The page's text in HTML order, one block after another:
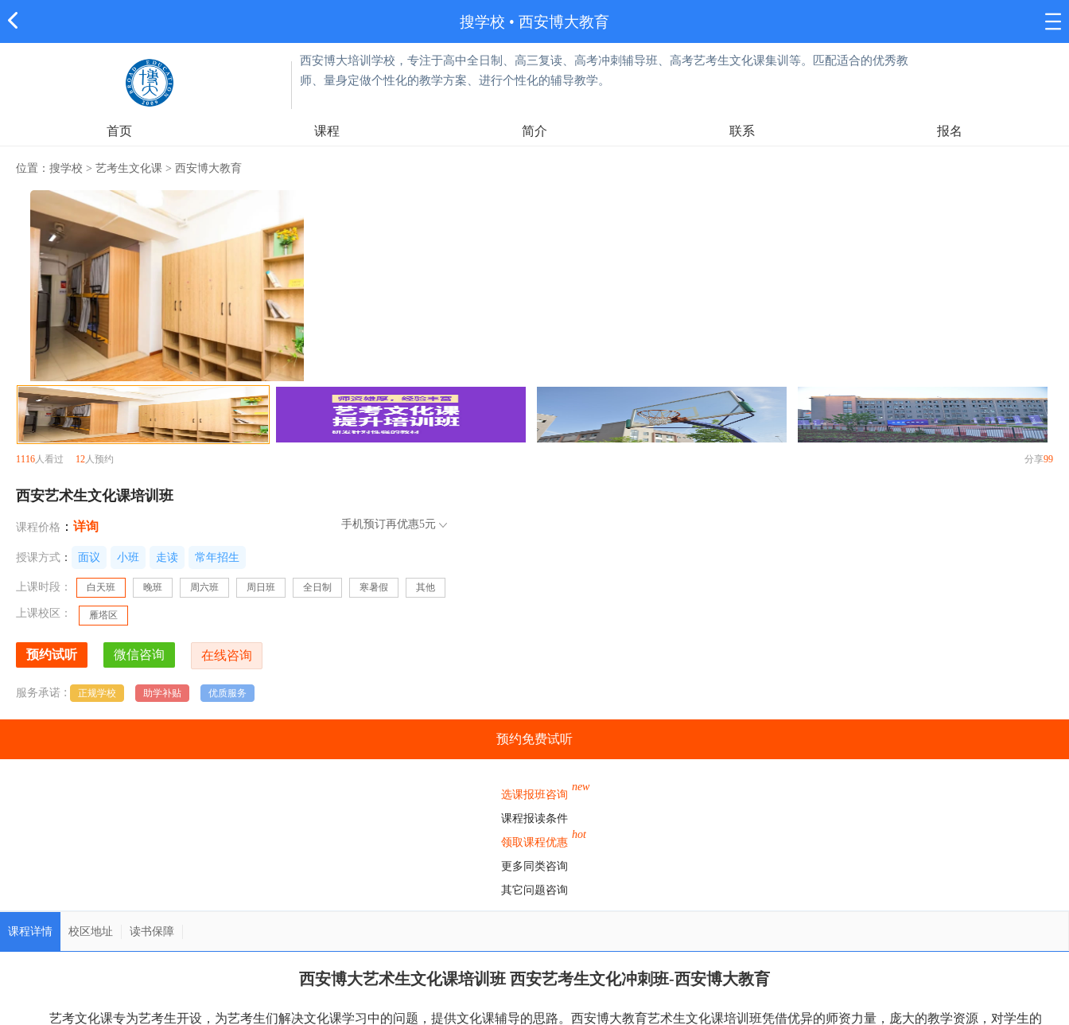
搜学校 • 西安博大教育
西安博大培训学校，专注于高中全日制、高三复读、高考冲刺辅导班、高考艺考生文化课集训等。匹配适合的优秀教
师、量身定做个性化的教学方案、进行个性化的辅导教学。
首页 课程 简介 联系 报名
位置： 搜学校 > 艺考生文化课 > 西安博大教育
1116人看过 12人预约 分享99
西安艺术生文化课培训班
课程价格 ： 详询 手机预订再优惠5元
授课方式 ： 面议 小班 走读 常年招生
上课时段： 白天班 晚班 周六班 周日班 全日制 寒暑假 其他
上课校区： 雁塔区
服务承诺 : 正规学校 助学补贴 优质服务
预约免费试听
选课报班咨询
new
课程报读条件
领取课程优惠
hot
更多同类咨询
其它问题咨询
课程详情 校区地址 读书保障
西安博大艺术生文化课培训班 西安艺考生文化冲刺班-西安博大教育
艺考文化课专为艺考生开设，为艺考生们解决文化课学习中的问题，提供文化课辅导的思路。西安博大教育艺术生文化课培训班凭借优异的师资力量，庞大的教学资源，对学生的